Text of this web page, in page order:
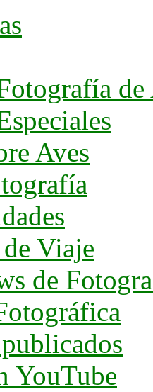
de
Aves
Viaje
de
YouTube